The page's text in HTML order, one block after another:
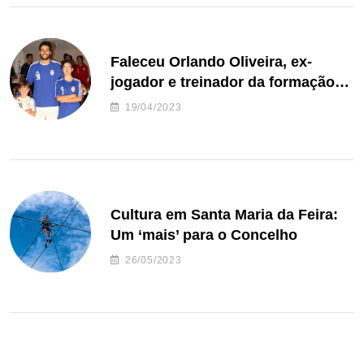
Faleceu Orlando Oliveira, ex-
jogador e treinador da formação
de andebol do Feirense
19/04/2023
Cultura em Santa Maria da Feira:
Um ‘mais’ para o Concelho
26/05/2023